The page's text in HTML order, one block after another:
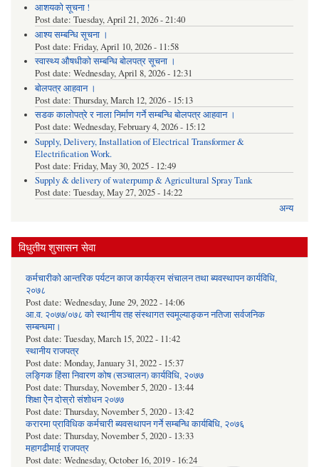
आशयको सूचना !
Post date: Tuesday, April 21, 2026 - 21:40
आश्य सम्बन्धि सूचना ।
Post date: Friday, April 10, 2026 - 11:58
स्वास्थ्य औषधीको सम्बन्धि बोलपत्र सूचना ।
Post date: Wednesday, April 8, 2026 - 12:31
बोलपत्र आहवान ।
Post date: Thursday, March 12, 2026 - 15:13
सडक कालोपत्रे र नाला निर्माण गर्ने सम्बन्धि बोलपत्र आहवान ।
Post date: Wednesday, February 4, 2026 - 15:12
Supply, Delivery, Installation of Electrical Transformer &
Electrification Work.
Post date: Friday, May 30, 2025 - 12:49
Supply & delivery of waterpump & Agricultural Spray Tank
Post date: Tuesday, May 27, 2025 - 14:22
अन्य
विधुतीय शुसासन सेवा
कर्मचारीको आन्तरिक पर्यटन काज कार्यक्रम संचालन तथा ब्यवस्थापन कार्यविधि,
२०७८
Post date: Wednesday, June 29, 2022 - 14:06
आ.व. २०७७/०७८ को स्थानीय तह संस्थागत स्वमूल्याङ्कन नतिजा सर्वजनिक
सम्बन्धमा।
Post date: Tuesday, March 15, 2022 - 11:42
स्थानीय राजपत्र
Post date: Monday, January 31, 2022 - 15:37
लङ्गिक हिंसा निवारण कोष (सञ्‍चालन) कार्यविधि, २०७७
Post date: Thursday, November 5, 2020 - 13:44
शिक्षा ऐेन दोस्रो संशोधन २०७७
Post date: Thursday, November 5, 2020 - 13:42
करारमा प्राविधिक कर्मचारी ब्यवसथापन गर्ने सम्बन्धि कार्यबिधि, २०७६
Post date: Thursday, November 5, 2020 - 13:33
महागढीमाई राजपत्र
Post date: Wednesday, October 16, 2019 - 16:24